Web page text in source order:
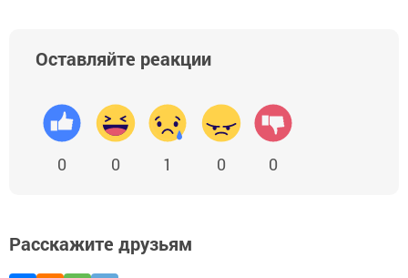
Оставляйте реакции
0 0 1 0 0
Расскажите друзьям